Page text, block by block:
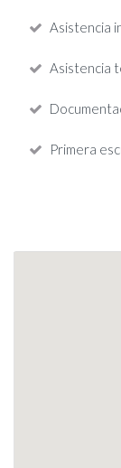
Asistencia
Asistencia
Primera